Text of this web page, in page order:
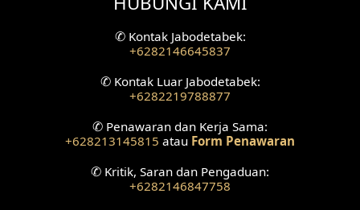
Desain Rumah American Style
Fasad Rumah American Style
Desain Interior Villa
Desain Ruang Perawatan
✆Kontak Jabodetabek:
+6282146645837
✆Kontak Luar Jabodetabek:
+6282219788877
✆ Penawaran dan Kerja Sama:
+628213145815 atau Form Penawaran
✆ Kritik, Saran dan Pengaduan:
+6282146847758